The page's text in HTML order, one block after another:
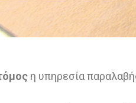
η υπηρεσία